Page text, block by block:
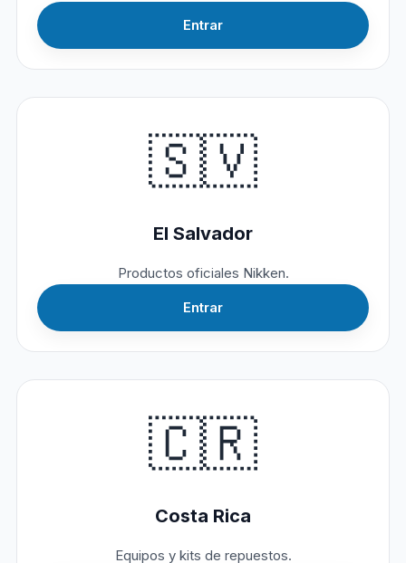
Entrar
🇸🇻
El Salvador
Productos oficiales Nikken.
Entrar
🇨🇷
Costa Rica
Equipos y kits de repuestos.